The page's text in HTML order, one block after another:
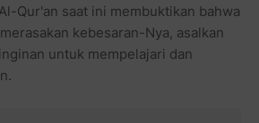
Qur'an saat ini membuktikan bahwa
kebesaran-Nya, asalkan
untuk mempelajari dan